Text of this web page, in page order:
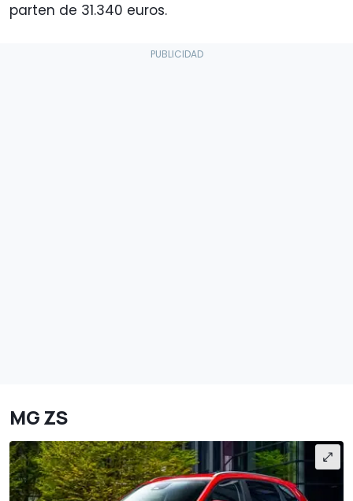
parten de 31.340 euros.
MG ZS